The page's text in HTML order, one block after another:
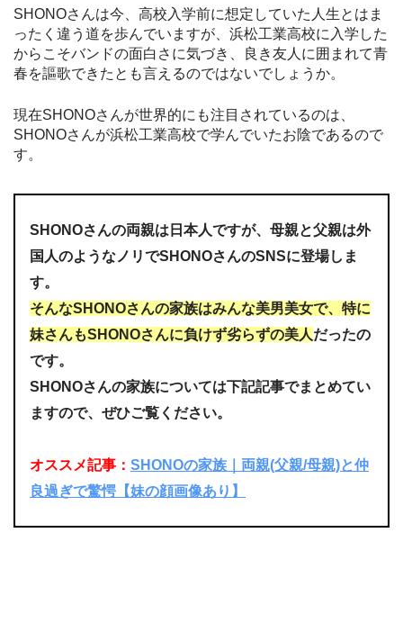
SHONOさんは今、高校入学前に想定していた人生とはま
ったく違う道を歩んでいますが、浜松工業高校に入学した
からこそバンドの面白さに気づき、良き友人に囲まれて青
春を謳歌できたとも言えるのではないでしょうか。
現在SHONOさんが世界的にも注目されているのは、
SHONOさんが浜松工業高校で学んでいたお陰であるので
す。
SHONOさんの両親は日本人ですが、母親と父親は外
国人のようなノリでSHONOさんのSNSに登場しま
す。
そんなSHONOさんの家族はみんな美男美女で、特に
妹さんもSHONOさんに負けず劣らずの美人だったの
です。
SHONOさんの家族については下記記事でまとめてい
ますので、ぜひご覧ください。
オススメ記事： SHONOの家族｜両親(父親/母親)と仲
良過ぎで驚愕【妹の顔画像あり】